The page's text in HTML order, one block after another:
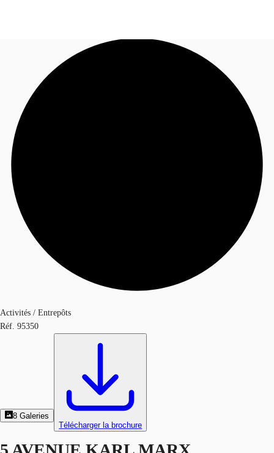
Blog
Données marchés
Appelez maintenant
Activités / Entrepôts
Réf. 95350
8 Galeries
Télécharger la brochure